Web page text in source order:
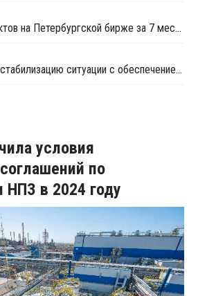
Продажи нефтепродуктов на Петербургской бирже за 7 месяцев снизились на 11,2%, в июле – на 35,6%
Минэнерго отметило стабилизацию ситуации с обеспечением топливом в ряде регионов
условия
по
НПЗ в 2024 году